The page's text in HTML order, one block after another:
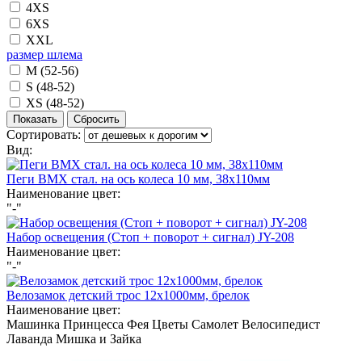
4XS
6XS
XXL
размер шлема
M (52-56)
S (48-52)
XS (48-52)
Сортировать:
Вид:
Пеги BMX стал. на ось колеса 10 мм, 38х110мм
Наименование цвет:
"-"
Набор освещения (Стоп + поворот + сигнал) JY-208
Наименование цвет:
"-"
Велозамок детский трос 12х1000мм, брелок
Наименование цвет:
Машинка Принцесса Фея Цветы Самолет Велосипедист
Лаванда Мишка и Зайка